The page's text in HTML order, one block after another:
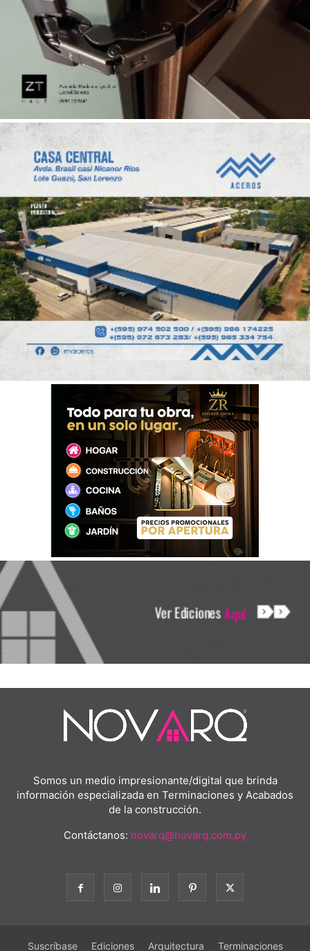
Somos un medio impresionante/digital que brinda
información especializada en Terminaciones y Acabados
de la construcción.
Contáctanos: novarq@novarq.com.py
Suscríbase Ediciones Arquitectura Terminaciones